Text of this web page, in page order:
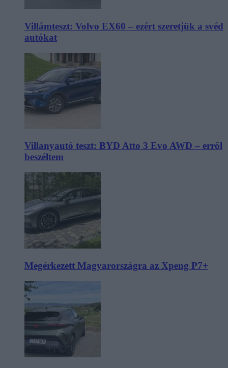
Villámteszt: Volvo EX60 – ezért szeretjük a svéd
autókat
Villanyautó teszt: BYD Atto 3 Evo AWD – erről
beszéltem
Megérkezett Magyarországra az Xpeng P7+